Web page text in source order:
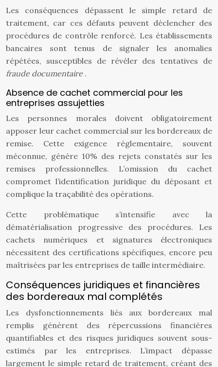
Les conséquences dépassent le simple retard de
traitement, car ces défauts peuvent déclencher des
procédures de contrôle renforcé. Les établissements
bancaires sont tenus de signaler les anomalies
répétées, susceptibles de révéler des tentatives de
fraude documentaire .
Absence de cachet commercial pour les
entreprises assujetties
Les personnes morales doivent obligatoirement
apposer leur cachet commercial sur les bordereaux de
remise. Cette exigence réglementaire, souvent
méconnue, génère 10% des rejets constatés sur les
remises professionnelles. L’omission du cachet
compromet l’identification juridique du déposant et
complique la traçabilité des opérations.
Cette problématique s’intensifie avec la
dématérialisation progressive des procédures. Les
cachets numériques et signatures électroniques
nécessitent des certifications spécifiques, encore peu
maîtrisées par les entreprises de taille intermédiaire.
Conséquences juridiques et financières
des bordereaux mal complétés
Les dysfonctionnements liés aux bordereaux mal
remplis génèrent des répercussions financières
quantifiables et des risques juridiques souvent sous-
estimés par les entreprises. L’impact dépasse
largement le simple retard de traitement, créant des